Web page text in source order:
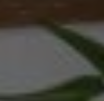
Wenn Cookies von
werden, bedarf der
keiner manuellen
Eingebettete Inhalte